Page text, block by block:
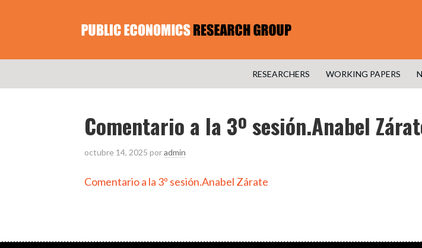
RESEARCHERS WORKING PAPERS
Comentario a la 3º sesión.Anabel
octubre 14, 2025 poradmin
Comentario a la 3º sesión.Anabel Zárate